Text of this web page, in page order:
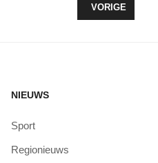
VORIG
VORIGE
NIEUWS
Sport
Regionieuws